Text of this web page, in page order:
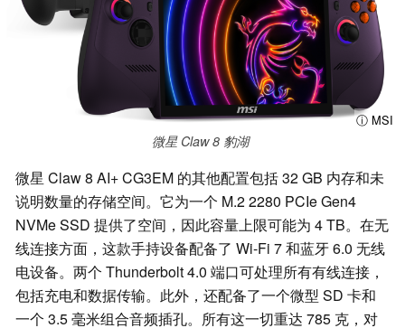
ⓘ MSI
微星 Claw 8 豹湖
微星 Claw 8 AI+ CG3EM 的其他配置包括 32 GB 内存和未
说明数量的存储空间。它为一个 M.2 2280 PCIe Gen4
NVMe SSD 提供了空间，因此容量上限可能为 4 TB。在无
线连接方面，这款手持设备配备了 Wi-Fi 7 和蓝牙 6.0 无线
电设备。两个 Thunderbolt 4.0 端口可处理所有有线连接，
包括充电和数据传输。此外，还配备了一个微型 SD 卡和
一个 3.5 毫米组合音频插孔。所有这一切重达 785 克，对